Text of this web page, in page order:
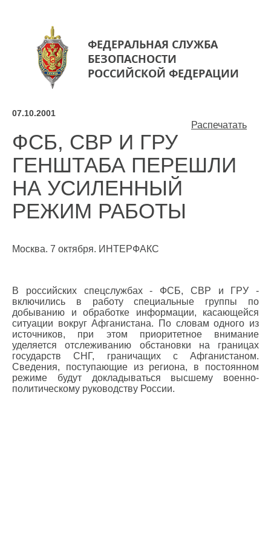
ФЕДЕРАЛЬНАЯ СЛУЖБА
БЕЗОПАСНОСТИ
РОССИЙСКОЙ ФЕДЕРАЦИИ
Распечатать
07.10.2001
ФСБ, СВР И ГРУ
ГЕНШТАБА ПЕРЕШЛИ
НА УСИЛЕННЫЙ
РЕЖИМ РАБОТЫ
Москва. 7 октября. ИНТЕРФАКС
В российских спецслужбах - ФСБ, СВР и ГРУ -
включились в работу специальные группы по
добыванию и обработке информации, касающейся
ситуации вокруг Афганистана. По словам одного из
источников, при этом приоритетное внимание
уделяется отслеживанию обстановки на границах
государств СНГ, граничащих с Афганистаном.
Сведения, поступающие из региона, в постоянном
режиме будут докладываться высшему военно-
политическому руководству России.